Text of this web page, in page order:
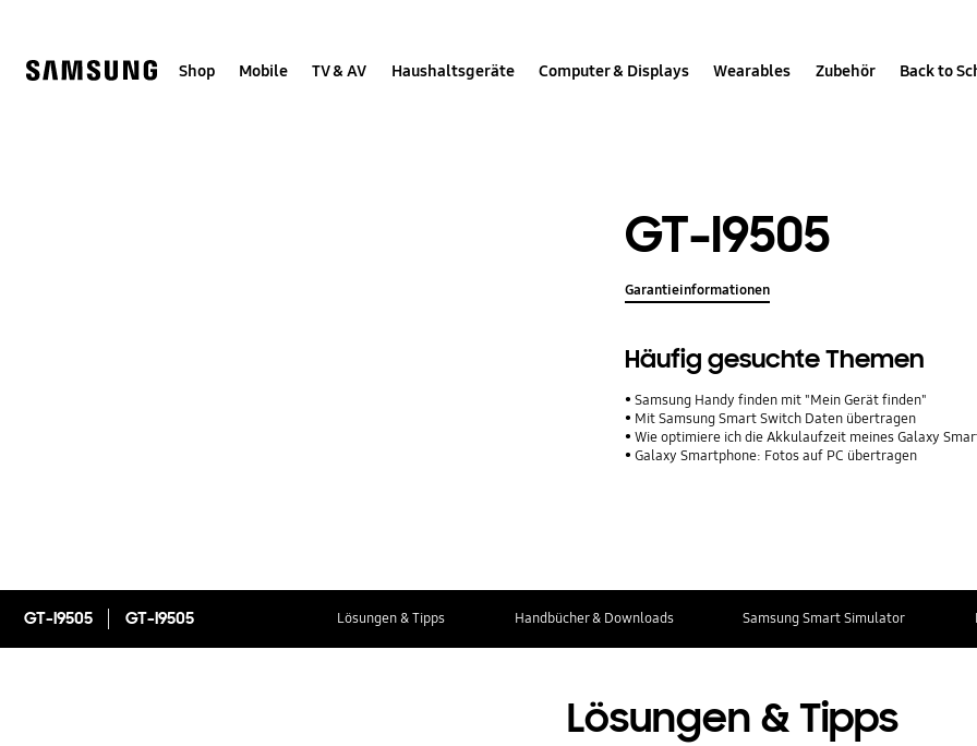
help
Shop Mobile TV & AV Haushaltsgeräte Computer & Displays Wearables Zubehör Back to
GT-I9505
Garantieinformationen
Häufig gesuchte Themen
Samsung Handy finden mit "Mein Gerät finden"
Mit Samsung Smart Switch Daten übertragen
Wie optimiere ich die Akkulaufzeit meines Galaxy
Galaxy Smartphone: Fotos auf PC übertragen
GT-I9505 GT-I9505 Lösungen & Tipps Handbücher & Downloads Samsung Smart Simulator
Lösungen & Tipps